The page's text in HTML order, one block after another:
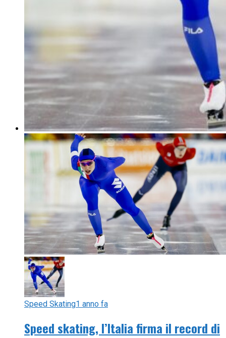
Speed Skating1 anno fa
Speed skating, l’Italia firma il record di